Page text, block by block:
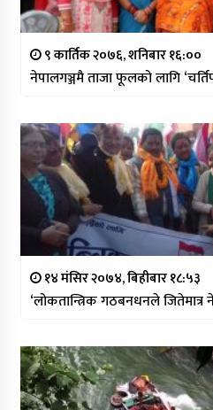
९ कार्तिक २०७६, शनिबार १६:००
नेपालगञ्जमै ताजा फूलको लागि
१४ मंसिर २०७४, बिहीबार १८:५३
‘लोकतान्त्रिक गठबनधनले